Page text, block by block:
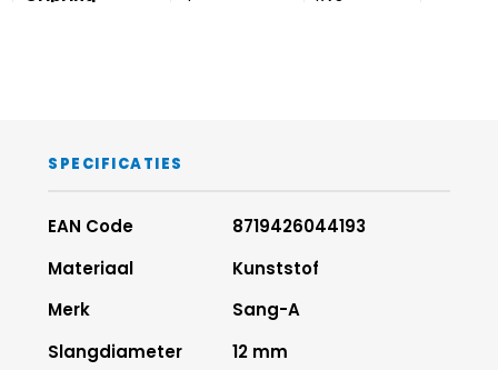
SPECIFICATIES
EAN Code
8719426044193
Materiaal
Kunststof
Merk
Sang-A
Slangdiameter
12 mm